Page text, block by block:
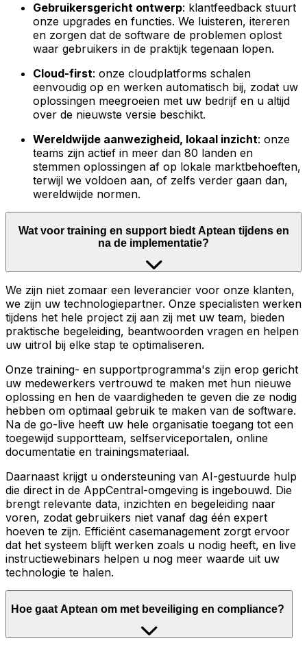
Gebruikersgericht ontwerp: klantfeedback stuurt
onze upgrades en functies. We luisteren, itereren
en zorgen dat de software de problemen oplost
waar gebruikers in de praktijk tegenaan lopen.
Cloud-first: onze cloudplatforms schalen
eenvoudig op en werken automatisch bij, zodat uw
oplossingen meegroeien met uw bedrijf en u altijd
over de nieuwste versie beschikt.
Wereldwijde aanwezigheid, lokaal inzicht: onze
teams zijn actief in meer dan 80 landen en
stemmen oplossingen af op lokale marktbehoeften,
terwijl we voldoen aan, of zelfs verder gaan dan,
wereldwijde normen.
Wat voor training en support biedt Aptean tijdens en
na de implementatie?
We zijn niet zomaar een leverancier voor onze klanten,
we zijn uw technologiepartner. Onze specialisten werken
tijdens het hele project zij aan zij met uw team, bieden
praktische begeleiding, beantwoorden vragen en helpen
uw uitrol bij elke stap te optimaliseren.
Onze training- en supportprogramma's zijn erop gericht
uw medewerkers vertrouwd te maken met hun nieuwe
oplossing en hen de vaardigheden te geven die ze nodig
hebben om optimaal gebruik te maken van de software.
Na de go-live heeft uw hele organisatie toegang tot een
toegewijd supportteam, selfserviceportalen, online
documentatie en trainingsmateriaal.
Daarnaast krijgt u ondersteuning van AI-gestuurde hulp
die direct in de AppCentral-omgeving is ingebouwd. Die
brengt relevante data, inzichten en begeleiding naar
voren, zodat gebruikers niet vanaf dag één expert
hoeven te zijn. Efficiënt casemanagement zorgt ervoor
dat het systeem blijft werken zoals u nodig heeft, en live
instructiewebinars helpen u nog meer waarde uit uw
technologie te halen.
Hoe gaat Aptean om met beveiliging en compliance?